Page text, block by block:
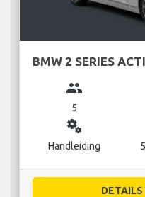
BMW 2 SERIES
group
5
miscellaneous_services
Handleiding
DETAILS